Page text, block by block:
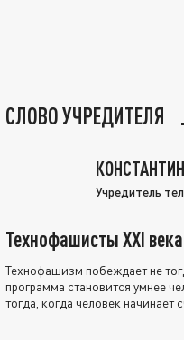
СЛОВО УЧРЕДИТЕЛЯ
Учредитель
Технофашисты XXI века
Технофашизм побеждает не
программа становится умнее
тогда, когда человек начинает